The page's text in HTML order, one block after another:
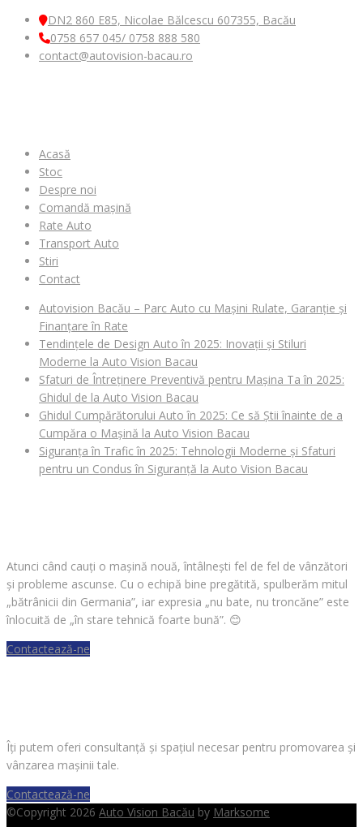
DN2 860 E85, Nicolae Bălcescu 607355, Bacău
0758 657 045/ 0758 888 580
contact@autovision-bacau.ro
Acasă
Stoc
Despre noi
Comandă mașină
Rate Auto
Transport Auto
Stiri
Contact
Autovision Bacău – Parc Auto cu Mașini Rulate, Garanție și
Finanțare în Rate
Tendințele de Design Auto în 2025: Inovații și Stiluri
Moderne la Auto Vision Bacau
Sfaturi de Întreținere Preventivă pentru Mașina Ta în 2025:
Ghidul de la Auto Vision Bacau
Ghidul Cumpărătorului Auto în 2025: Ce să Știi înainte de a
Cumpăra o Mașină la Auto Vision Bacau
Siguranța în Trafic în 2025: Tehnologii Moderne și Sfaturi
pentru un Condus în Siguranță la Auto Vision Bacau
Atunci când cauți o mașină nouă, întâlnești fel de fel de vânzători
și probleme ascunse. Cu o echipă bine pregătită, spulberăm mitul
„bătrânicii din Germania”, iar expresia „nu bate, nu troncăne” este
înlocuită de „în stare tehnică foarte bună”. 😊
Contactează-ne
Îți putem oferi consultanță și spațiul necesar pentru promovarea și
vânzarea mașinii tale.
Contactează-ne
©Copyright 2026 Auto Vision Bacău by Marksome